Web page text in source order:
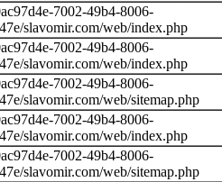
7002-49b4-8006-
slavomir.com/web/index.php
7002-49b4-8006-
slavomir.com/web/index.php
7002-49b4-8006-
slavomir.com/web/sitemap.php
7002-49b4-8006-
slavomir.com/web/index.php
7002-49b4-8006-
slavomir.com/web/sitemap.php